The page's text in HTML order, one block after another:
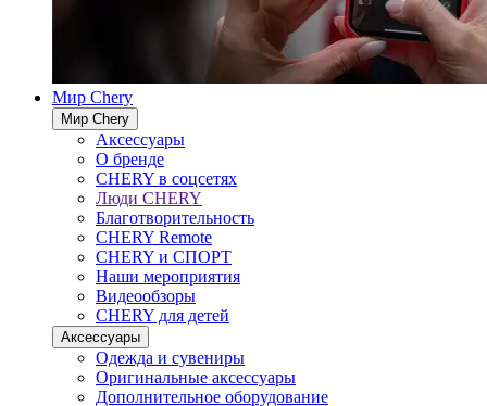
Мир Chery
Мир Chery
Аксессуары
О бренде
CHERY в соцсетях
Люди CHERY
Благотворительность
CHERY Remote
CHERY и СПОРТ
Наши мероприятия
Видеообзоры
CHERY для детей
Аксессуары
Одежда и сувениры
Оригинальные аксессуары
Дополнительное оборудование